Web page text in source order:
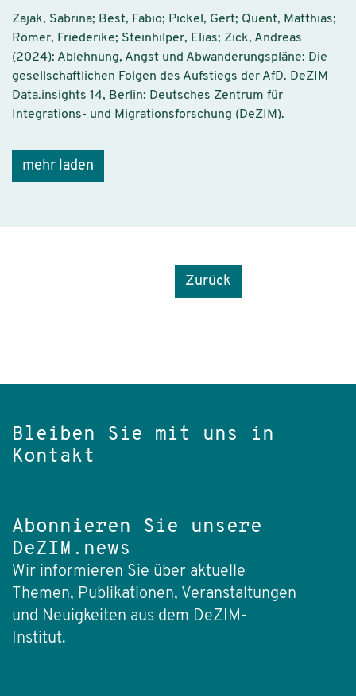
Zajak, Sabrina; Best, Fabio; Pickel, Gert; Quent, Matthias;
Römer, Friederike; Steinhilper, Elias; Zick, Andreas
(2024): Ablehnung, Angst und Abwanderungspläne: Die
gesellschaftlichen Folgen des Aufstiegs der AfD. DeZIM
Data.insights 14, Berlin: Deutsches Zentrum für
Integrations- und Migrationsforschung (DeZIM).
mehr laden
Zurück
Bleiben Sie mit uns in
Kontakt
Abonnieren Sie unsere
DeZIM.news
Wir informieren Sie über aktuelle
Themen, Publikationen, Veranstaltungen
und Neuigkeiten aus dem DeZIM-
Institut.